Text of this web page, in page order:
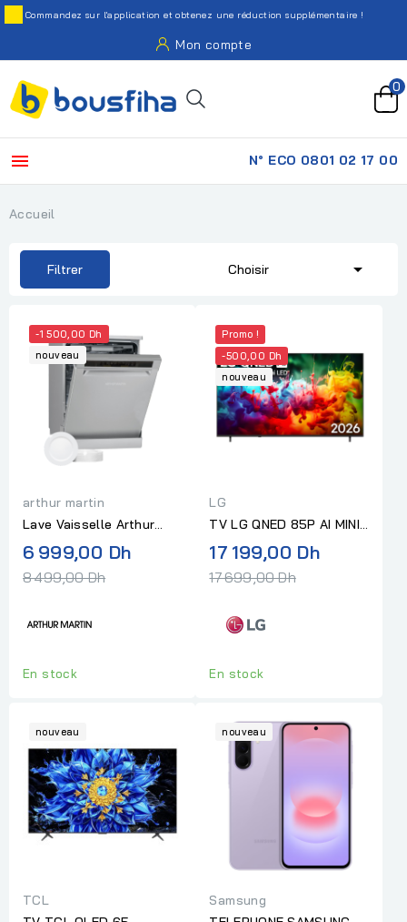
Commandez sur l'application et obtenez une réduction supplémentaire !
Mon compte
0
 N° ECO 0801 02 17 00
Accueil
Filtrer Choisir 
-1 500,00 Dh
nouveau
arthur martin
Lave Vaisselle Arthur
Martin 15 Couverts 8
Programmes Inox
6 999,00 DhPrix
8 499,00 Dh
En stock
Promo !
-500,00 Dh
nouveau
LG
TV LG QNED 85P AI MINI
LED SMART UHD 4K
17 199,00 DhPrix
17 699,00 Dh
En stock
nouveau
TCL
nouveau
Samsung